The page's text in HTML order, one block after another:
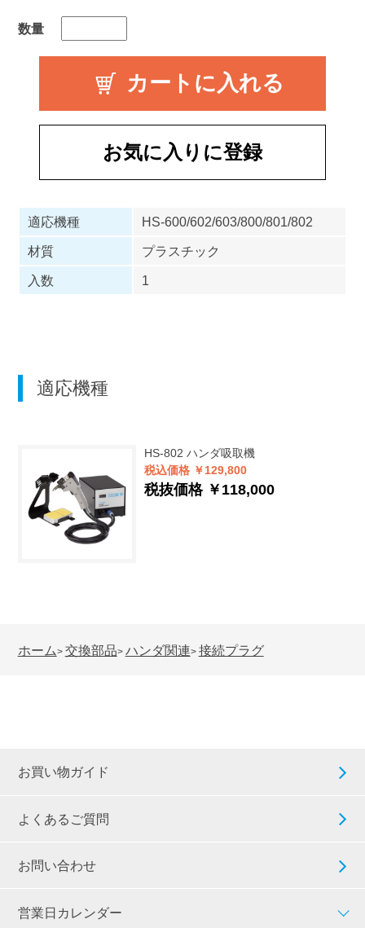
数量
お気に入りに登録
適応機種
HS-600/602/603/800/801/802
材質
プラスチック
入数
1
適応機種
HS-802 ハンダ吸取機
税込価格 ￥129,800
税抜価格 ￥118,000
ホーム> 交換部品> ハンダ関連> 接続プラグ
お買い物ガイド
よくあるご質問
お問い合わせ
営業日カレンダー